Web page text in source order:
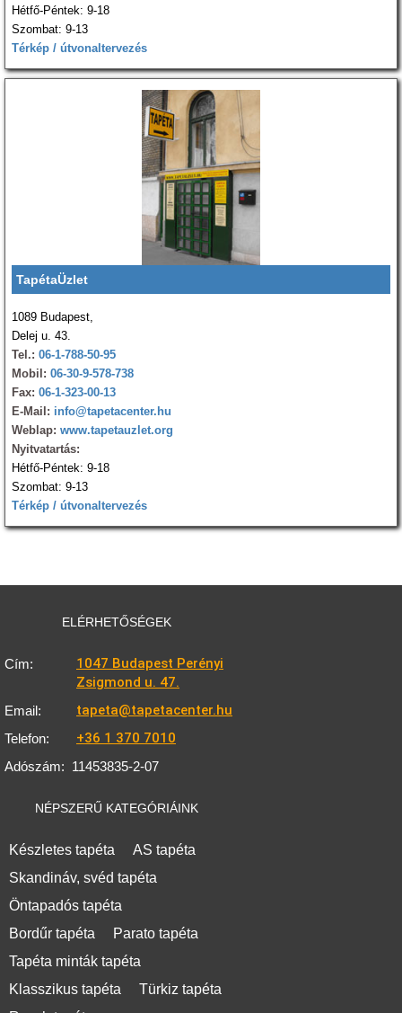
Hétfő-Péntek: 9-18
Szombat: 9-13
Térkép / útvonaltervezés
TapétaÜzlet
1089 Budapest,
Delej u. 43.
Tel.: 06-1-788-50-95
Mobil: 06-30-9-578-738
Fax: 06-1-323-00-13
E-Mail: info@tapetacenter.hu
Weblap: www.tapetauzlet.org
Nyitvatartás:
Hétfő-Péntek: 9-18
Szombat: 9-13
Térkép / útvonaltervezés
ELÉRHETŐSÉGEK
Cím:
1047 Budapest Perényi
Zsigmond u. 47.
Email: tapeta@tapetacenter.hu
Telefon: +36 1 370 7010
Adószám: 11453835-2-07
NÉPSZERŰ KATEGÓRIÁINK
Készletes tapéta
AS tapéta
Skandináv, svéd tapéta
Öntapadós tapéta
Bordűr tapéta
Parato tapéta
Tapéta minták tapéta
Klasszikus tapéta
Türkiz tapéta